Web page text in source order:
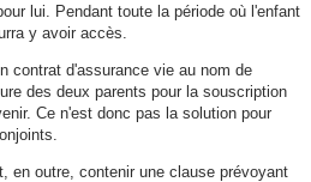
lui. Pendant toute la période où l'enfant
y avoir accès.
contrat d'assurance vie au nom de
des deux parents pour la souscription
Ce n'est donc pas la solution pour
en outre, contenir une clause prévoyant